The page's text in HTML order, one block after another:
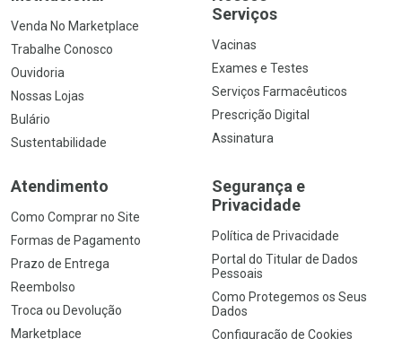
Venda No Marketplace
Trabalhe Conosco
Ouvidoria
Nossas Lojas
Bulário
Sustentabilidade
Serviços
Vacinas
Exames e Testes
Serviços Farmacêuticos
Prescrição Digital
Assinatura
Atendimento
Como Comprar no Site
Formas de Pagamento
Prazo de Entrega
Reembolso
Troca ou Devolução
Marketplace
Segurança e
Privacidade
Política de Privacidade
Portal do Titular de Dados
Pessoais
Como Protegemos os Seus
Dados
Configuração de Cookies